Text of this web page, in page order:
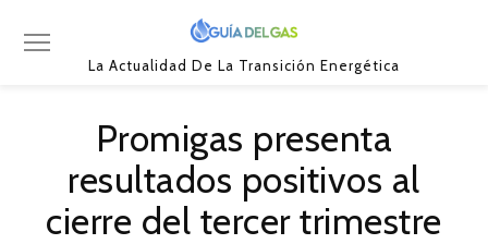
La Actualidad De La Transición Energética
Promigas presenta
resultados positivos al
cierre del tercer trimestre